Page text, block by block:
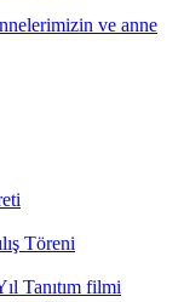
ve anne
Töreni
Tanıtım filmi